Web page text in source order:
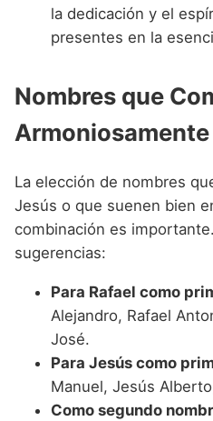
la dedicación y el
presentes en la
Nombres que
Armoniosamente
La elección de nombres
Jesús o que suenen bien
combinación es
sugerencias:
Para Rafael como
Alejandro, Rafael
José.
Para Jesús como
Manuel, Jesús
Como segundo